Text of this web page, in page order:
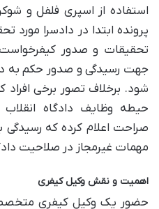
استفاده از اسپری فلفل و
پرونده ابتدا در دادسرا مورد
تحقیقات و صدور
جهت رسیدگی و صدور حکم به
شود. برخلاف تصور برخی افراد
حیطه وظایف دادگاه
صراحت اعلام کرده که رسیدگی
مهمات غیرمجاز در صلاحیت
اهمیت و نقش وکیل کیفری
حضور یک وکیل کیفری متخصص